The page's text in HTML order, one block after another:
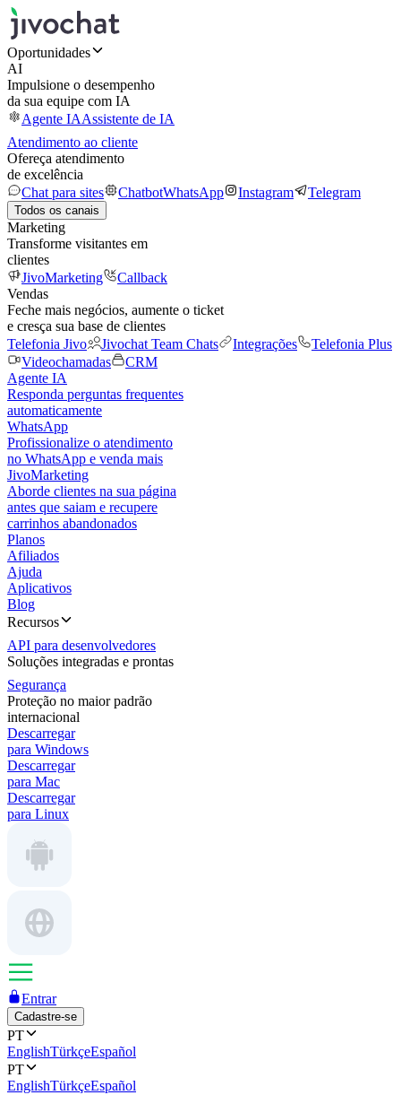
Oportunidades
AI
Impulsione o desempenho
da sua equipe com IA
Agente IAAssistente de IA
Atendimento ao cliente
Ofereça atendimento
de excelência
Chat para sites
ChatbotWhatsApp Instagram Telegram
Todos os canais
Marketing
Transforme visitantes em
clientes
JivoMarketing
Callback
Vendas
Feche mais negócios, aumente o ticket
e cresça sua base de clientes
Telefonia Jivo
Jivochat Team Chats Integrações
Telefonia Plus
Videochamadas
CRM
Agente IA
Responda perguntas frequentes
automaticamente
WhatsApp
Profissionalize o atendimento
no WhatsApp e venda mais
JivoMarketing
Aborde clientes na sua página
antes que saiam e recupere
carrinhos abandonados
Planos
Afiliados
Ajuda
Aplicativos
Blog
Recursos
API para desenvolvedores
Soluções integradas e prontas
Segurança
Proteção no maior padrão
internacional
Descarregar
para Windows
Descarregar
para Mac
Descarregar
para Linux
Entrar
Cadastre-se
PT
EnglishTürkçeEspañol
PT
EnglishTürkçeEspañol